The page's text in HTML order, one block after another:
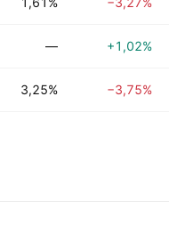
— +1,02%
3,25% −3,75%